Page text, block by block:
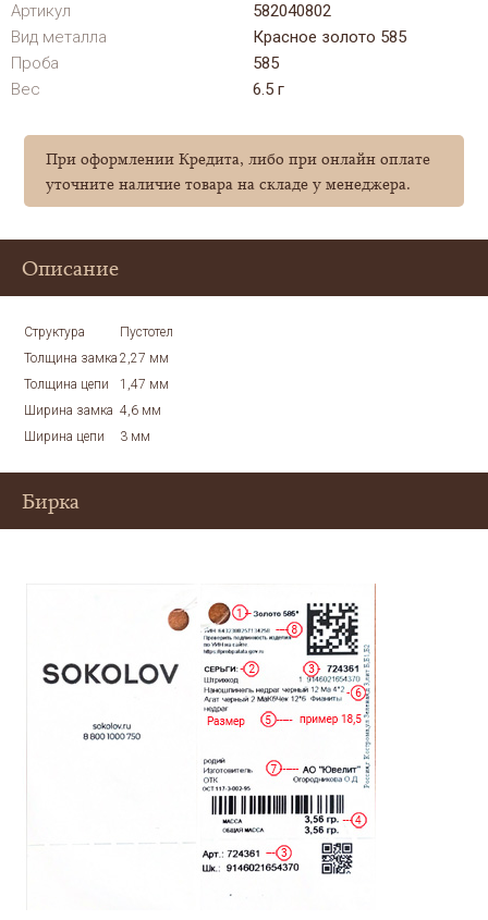
Артикул
582040802
Вид металла
Красное золото 585
Проба
585
Вес
6.5 г
При оформлении Кредита, либо при онлайн оплате
уточните наличие товара на складе у менеджера.
Описание
Структура
Пустотел
Толщина замка 2,27 мм
Толщина цепи
1,47 мм
Ширина замка 4,6 мм
Ширина цепи
3 мм
Бирка